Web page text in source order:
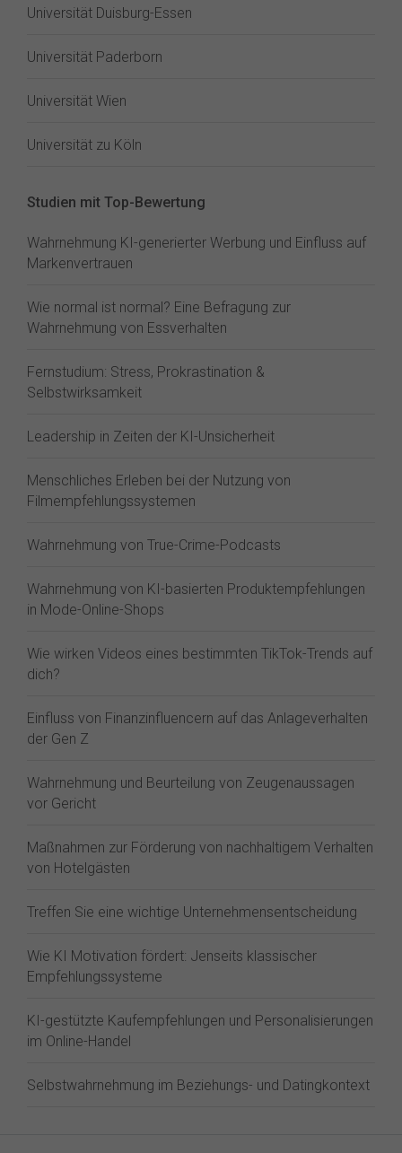
Universität Duisburg-Essen
Universität Paderborn
Universität Wien
Universität zu Köln
Studien mit Top-Bewertung
Wahrnehmung KI-generierter Werbung und Einfluss auf
Markenvertrauen
Wie normal ist normal? Eine Befragung zur
Wahrnehmung von Essverhalten
Fernstudium: Stress, Prokrastination &
Selbstwirksamkeit
Leadership in Zeiten der KI-Unsicherheit
Menschliches Erleben bei der Nutzung von
Filmempfehlungssystemen
Wahrnehmung von True-Crime-Podcasts
Wahrnehmung von KI-basierten Produktempfehlungen
in Mode-Online-Shops
Wie wirken Videos eines bestimmten TikTok-Trends auf
dich?
Einfluss von Finanzinfluencern auf das Anlageverhalten
der Gen Z⁠
Wahrnehmung und Beurteilung von Zeugenaussagen
vor Gericht
Maßnahmen zur Förderung von nachhaltigem Verhalten
von Hotelgästen
Treffen Sie eine wichtige Unternehmensentscheidung
Wie KI Motivation fördert: Jenseits klassischer
Empfehlungssysteme
KI-gestützte Kaufempfehlungen und Personalisierungen
im Online-Handel
Selbstwahrnehmung im Beziehungs- und Datingkontext